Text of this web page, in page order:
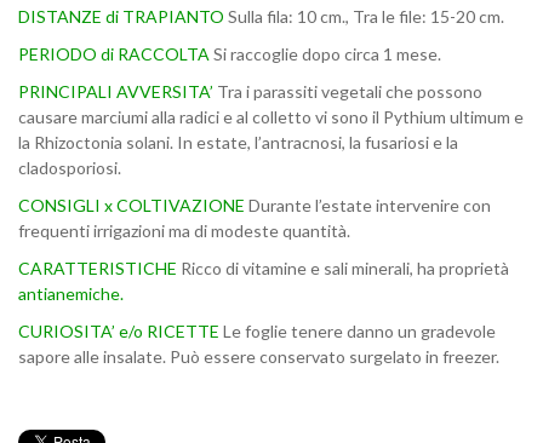
DISTANZE di TRAPIANTO Sulla fila: 10 cm., Tra le file: 15-20 cm.
PERIODO di RACCOLTA Si raccoglie dopo circa 1 mese.
PRINCIPALI AVVERSITA’ Tra i parassiti vegetali che possono
causare marciumi alla radici e al colletto vi sono il Pythium ultimum e
la Rhizoctonia solani. In estate, l’antracnosi, la fusariosi e la
cladosporiosi.
CONSIGLI x COLTIVAZIONE Durante l’estate intervenire con
frequenti irrigazioni ma di modeste quantità.
CARATTERISTICHE Ricco di vitamine e sali minerali, ha proprietà
antianemiche.
CURIOSITA’ e/o RICETTE Le foglie tenere danno un gradevole
sapore alle insalate. Può essere conservato surgelato in freezer.